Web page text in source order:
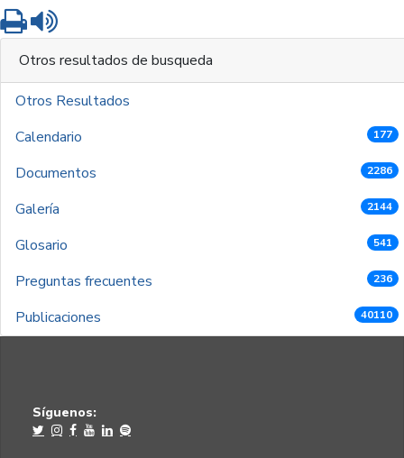
Imprimir
Otros resultados de busqueda
Otros Resultados
Calendario
177
Documentos 2286
Galería 2144
Glosario 541
Preguntas frecuentes 236
Publicaciones 40110
Síguenos: